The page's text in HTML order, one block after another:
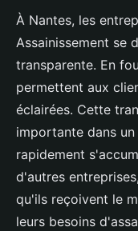
À Nantes, les
Assainissement se
transparente. En
permettent aux
éclairées. Cette
importante dans
rapidement
d'autres
qu'ils reçoivent le
leurs besoins